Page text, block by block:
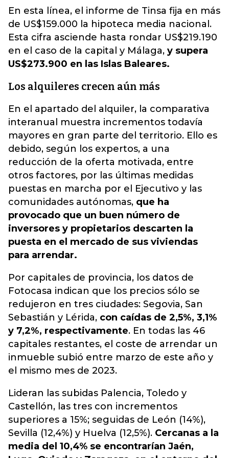
En esta línea, el informe de Tinsa fija en más
de US$159.000 la hipoteca media nacional.
Esta cifra asciende hasta rondar US$219.190
en el caso de la capital y Málaga, y supera
US$273.900 en las Islas Baleares.
Los alquileres crecen aún más
En el apartado del alquiler, la comparativa
interanual muestra incrementos todavía
mayores en gran parte del territorio. Ello es
debido, según los expertos, a una
reducción de la oferta motivada, entre
otros factores, por las últimas medidas
puestas en marcha por el Ejecutivo y las
comunidades autónomas, que ha
provocado que un buen número de
inversores y propietarios descarten la
puesta en el mercado de sus viviendas
para arrendar.
Por capitales de provincia, los datos de
Fotocasa indican que los precios sólo se
redujeron en tres ciudades: Segovia, San
Sebastián y Lérida, con caídas de 2,5%, 3,1%
y 7,2%, respectivamente. En todas las 46
capitales restantes, el coste de arrendar un
inmueble subió entre marzo de este año y
el mismo mes de 2023.
Lideran las subidas Palencia, Toledo y
Castellón, las tres con incrementos
superiores a 15%; seguidas de León (14%),
Sevilla (12,4%) y Huelva (12,5%). Cercanas a la
media del 10,4% se encontrarían Jaén,